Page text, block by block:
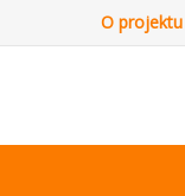
O projektu